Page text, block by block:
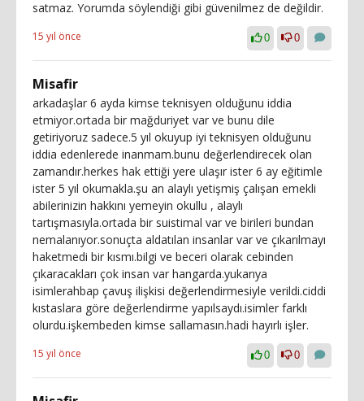
satmaz. Yorumda söylendiği gibi güvenilmez de değildir.
15 yıl önce 0 0
Misafir
arkadaşlar 6 ayda kimse teknisyen olduğunu iddia
etmiyor.ortada bir mağduriyet var ve bunu dile
getiriyoruz sadece.5 yıl okuyup iyi teknisyen olduğunu
iddia edenlerede inanmam.bunu değerlendirecek olan
zamandır.herkes hak ettiği yere ulaşır ister 6 ay eğitimle
ister 5 yıl okumakla.şu an alaylı yetişmiş çalışan emekli
abilerinizin hakkını yemeyin okullu , alaylı
tartışmasıyla.ortada bir suistimal var ve birileri bundan
nemalanıyor.sonuçta aldatılan insanlar var ve çıkarılmayı
haketmedi bir kısmı.bilgi ve beceri olarak cebinden
çıkaracakları çok insan var hangarda.yukarıya
isimlerahbap çavuş ilişkisi değerlendirmesiyle verildi.ciddi
kıstaslara göre değerlendirme yapılsaydı.isimler farklı
olurdu.işkembeden kimse sallamasın.hadi hayırlı işler.
15 yıl önce 0 0